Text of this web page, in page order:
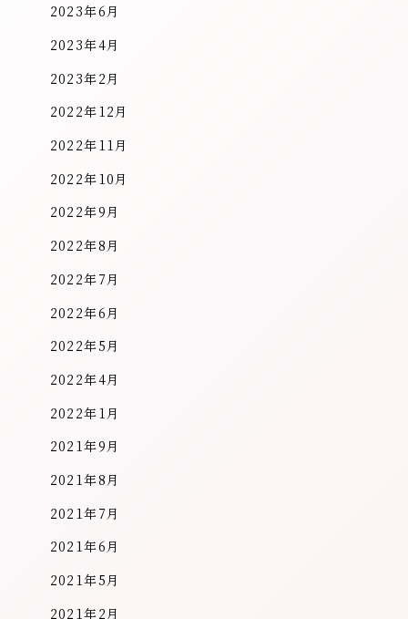
2023年6月
2023年4月
2023年2月
2022年12月
2022年11月
2022年10月
2022年9月
2022年8月
2022年7月
2022年6月
2022年5月
2022年4月
2022年1月
2021年9月
2021年8月
2021年7月
2021年6月
2021年5月
2021年2月